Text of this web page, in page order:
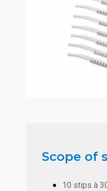
Scope of
10 stips à